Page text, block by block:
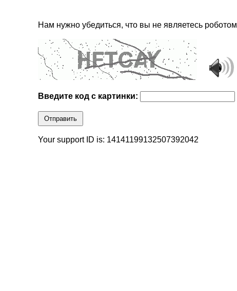
Нам нужно убедиться, что вы не являетесь роботом
Введите код с картинки:
Отправить
Your support ID is: 14141199132507392042